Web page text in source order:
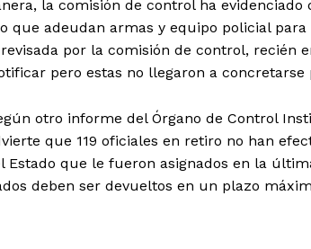
la comisión de control ha
que adeudan armas y equipo policial
por la comisión de control, recién
pero estas no llegaron a
otro informe del Órgano de Control
que 119 oficiales en retiro no han
Estado que le fueron asignados en la
deben ser devueltos en un plazo